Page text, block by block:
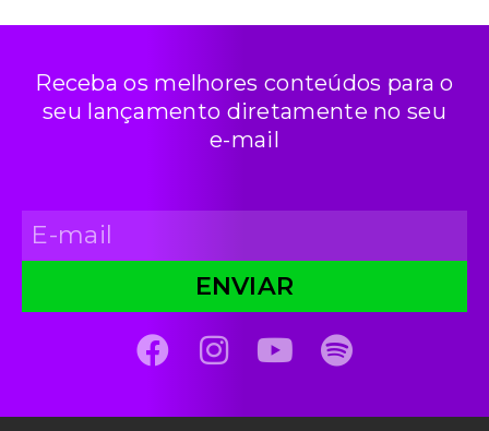
Receba os melhores conteúdos para o
seu lançamento diretamente no seu
e-mail
ENVIAR